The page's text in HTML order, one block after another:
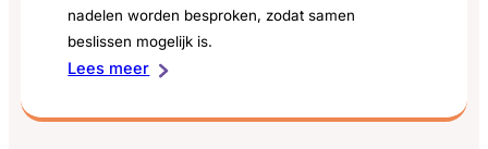
en
behandeltraject?
nadelen worden besproken, zodat samen
beslissen mogelijk is.
Lees meer:
behandelopties